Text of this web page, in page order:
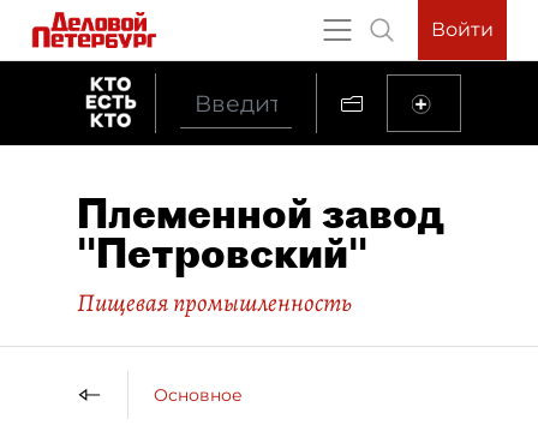
Войти
Племенной завод
"Петровский"
Пищевая промышленность
Основное